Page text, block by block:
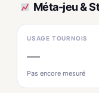
Méta-jeu &
USAGE TOURNOIS
—
Pas encore mesuré